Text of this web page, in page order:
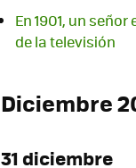
En 1901, un
de la televisión
Diciembre
31 diciembre